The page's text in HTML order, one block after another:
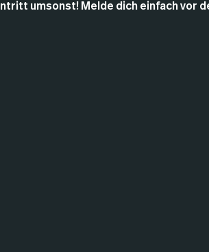
umsonst! Melde dich einfach vor